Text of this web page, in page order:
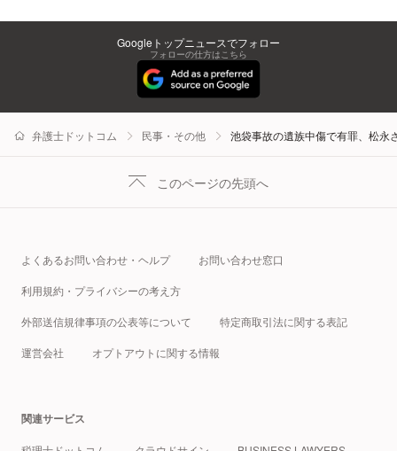
Googleトップニュースでフォロー
フォローの仕方はこちら
弁護士ドットコム 民事・その他 池袋事故の遺族中傷で有罪、松
このページの先頭へ
よくあるお問い合わせ・ヘルプ お問い合わせ窓口
利用規約・プライバシーの考え方
外部送信規律事項の公表等について 特定商取引法に関する表記
運営会社 オプトアウトに関する情報
関連サービス